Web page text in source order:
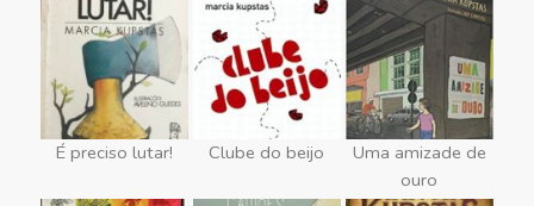
É preciso lutar! Clube do beijo
Uma amizade de
ouro